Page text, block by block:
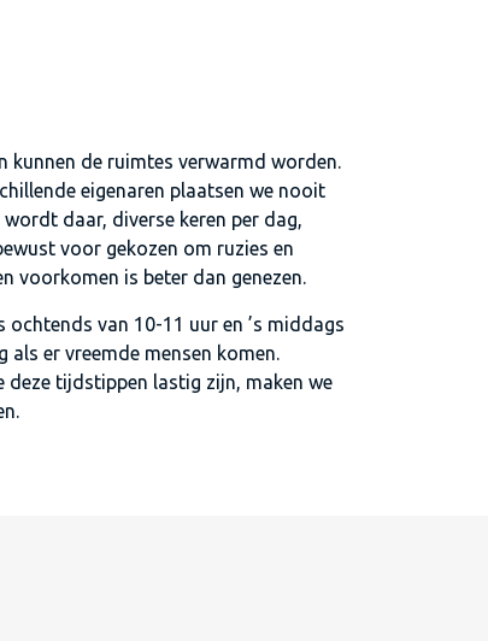
kunnen de ruimtes verwarmd worden.
eigenaren plaatsen we nooit
daar, diverse keren per dag,
voor gekozen om ruzies en
voorkomen is beter dan genezen.
van 10-11 uur en ’s middags
er vreemde mensen komen.
deze tijdstippen lastig zijn, maken we